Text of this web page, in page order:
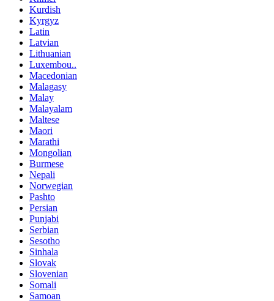
Kurdish
Kyrgyz
Latin
Latvian
Lithuanian
Luxembou..
Macedonian
Malagasy
Malay
Malayalam
Maltese
Maori
Marathi
Mongolian
Burmese
Nepali
Norwegian
Pashto
Persian
Punjabi
Serbian
Sesotho
Sinhala
Slovak
Slovenian
Somali
Samoan